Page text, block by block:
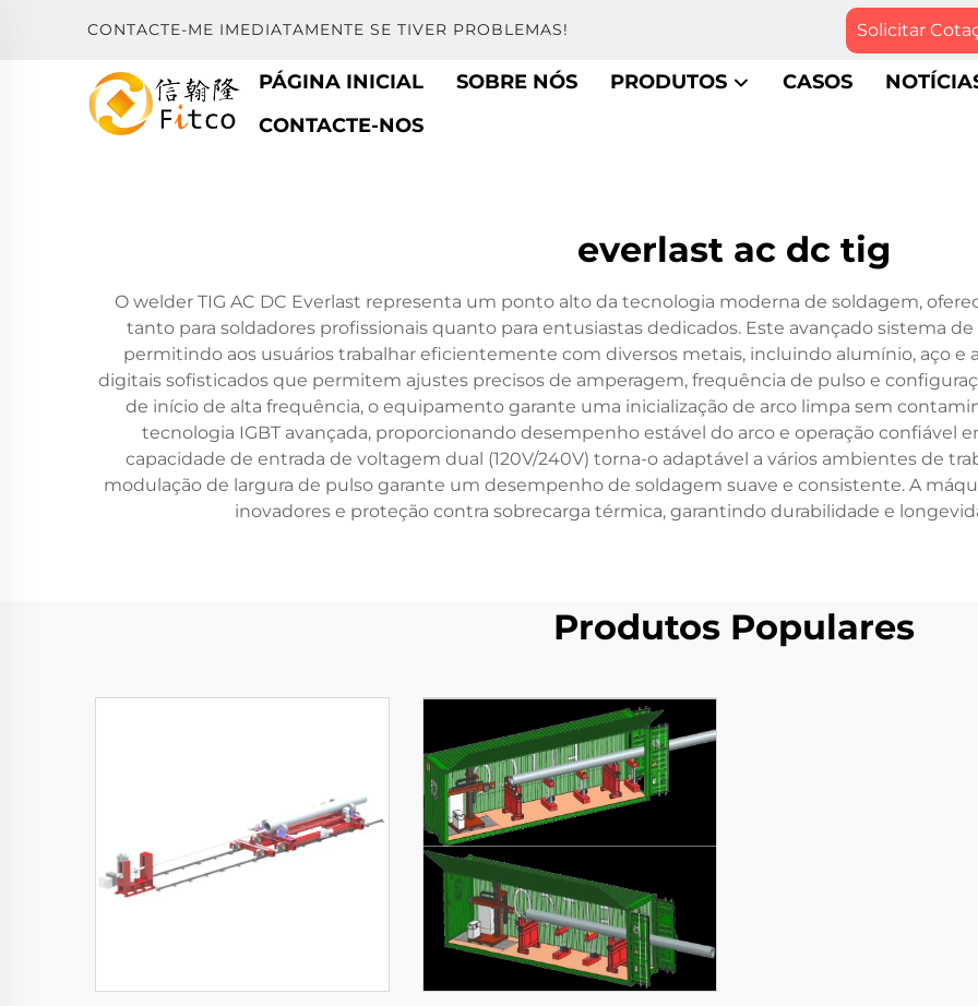
CONTACTE-ME IMEDIATAMENTE SE TIVER PROBLEMAS! Solicitar
PÁGINA INICIAL SOBRE NÓS PRODUTOS CASOS
CONTACTE-NOS
everlast ac dc tig
O welder TIG AC DC Everlast representa um ponto alto da tecnologia moderna de soldagem,
tanto para soldadores profissionais quanto para entusiastas dedicados. Este avançado sistema
permitindo aos usuários trabalhar eficientemente com diversos metais, incluindo alumínio, aço e
digitais sofisticados que permitem ajustes precisos de amperagem, frequência de pulso e
de início de alta frequência, o equipamento garante uma inicialização de arco limpa sem
tecnologia IGBT avançada, proporcionando desempenho estável do arco e operação confiável
capacidade de entrada de voltagem dual (120V/240V) torna-o adaptável a vários ambientes de
modulação de largura de pulso garante um desempenho de soldagem suave e consistente. A
inovadores e proteção contra sobrecarga térmica, garantindo durabilidade e
Produtos Populares